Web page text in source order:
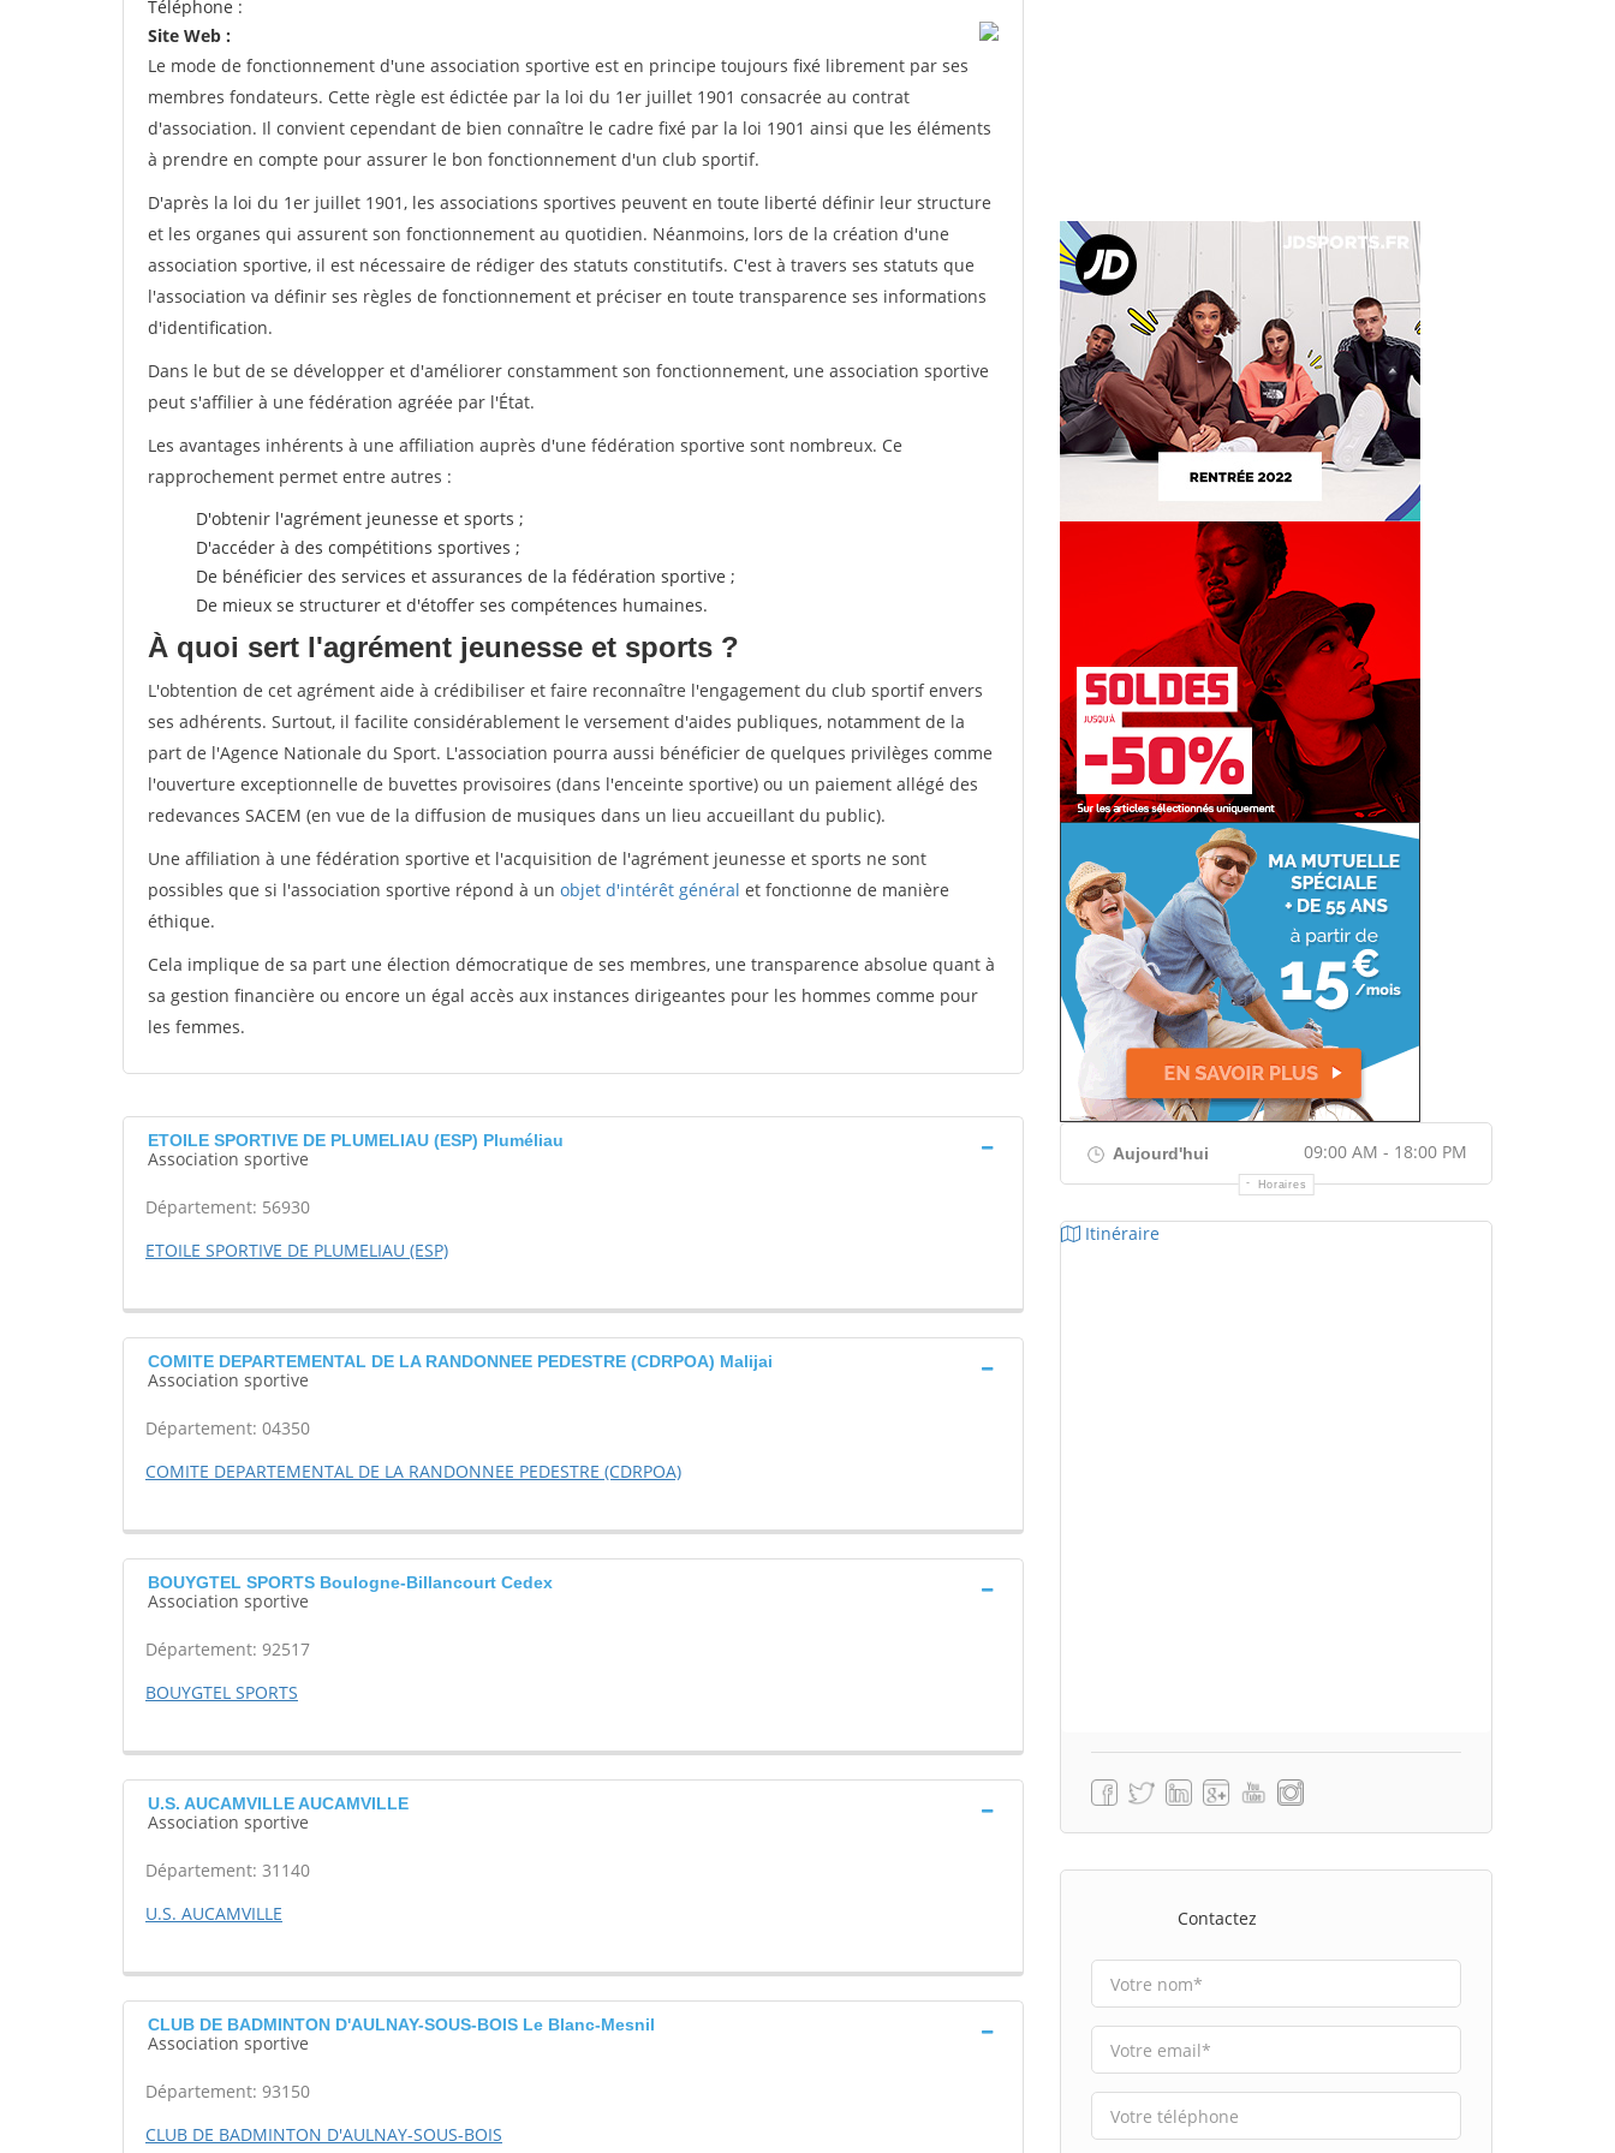
Téléphone :
Site Web :
Le mode de fonctionnement d'une association sportive est en principe toujours fixé librement par ses
membres fondateurs. Cette règle est édictée par la loi du 1er juillet 1901 consacrée au contrat
d'association. Il convient cependant de bien connaître le cadre fixé par la loi 1901 ainsi que les éléments
à prendre en compte pour assurer le bon fonctionnement d'un club sportif.
D'après la loi du 1er juillet 1901, les associations sportives peuvent en toute liberté définir leur structure
et les organes qui assurent son fonctionnement au quotidien. Néanmoins, lors de la création d'une
association sportive, il est nécessaire de rédiger des statuts constitutifs. C'est à travers ses statuts que
l'association va définir ses règles de fonctionnement et préciser en toute transparence ses informations
d'identification.
Dans le but de se développer et d'améliorer constamment son fonctionnement, une association sportive
peut s'affilier à une fédération agréée par l'État.
Les avantages inhérents à une affiliation auprès d'une fédération sportive sont nombreux. Ce
rapprochement permet entre autres :
D'obtenir l'agrément jeunesse et sports ;
D'accéder à des compétitions sportives ;
De bénéficier des services et assurances de la fédération sportive ;
De mieux se structurer et d'étoffer ses compétences humaines.
À quoi sert l'agrément jeunesse et sports ?
L'obtention de cet agrément aide à crédibiliser et faire reconnaître l'engagement du club sportif envers
ses adhérents. Surtout, il facilite considérablement le versement d'aides publiques, notamment de la
part de l'Agence Nationale du Sport. L'association pourra aussi bénéficier de quelques privilèges comme
l'ouverture exceptionnelle de buvettes provisoires (dans l'enceinte sportive) ou un paiement allégé des
redevances SACEM (en vue de la diffusion de musiques dans un lieu accueillant du public).
Une affiliation à une fédération sportive et l'acquisition de l'agrément jeunesse et sports ne sont
possibles que si l'association sportive répond à un objet d'intérêt général et fonctionne de manière
éthique.
Cela implique de sa part une élection démocratique de ses membres, une transparence absolue quant à
sa gestion financière ou encore un égal accès aux instances dirigeantes pour les hommes comme pour
les femmes.
ETOILE SPORTIVE DE PLUMELIAU (ESP) Pluméliau
Association sportive
Département: 56930
ETOILE SPORTIVE DE PLUMELIAU (ESP)
COMITE DEPARTEMENTAL DE LA RANDONNEE PEDESTRE (CDRPOA) Malijai
Association sportive
Département: 04350
COMITE DEPARTEMENTAL DE LA RANDONNEE PEDESTRE (CDRPOA)
BOUYGTEL SPORTS Boulogne-Billancourt Cedex
Association sportive
Département: 92517
BOUYGTEL SPORTS
U.S. AUCAMVILLE AUCAMVILLE
Association sportive
Département: 31140
U.S. AUCAMVILLE
CLUB DE BADMINTON D'AULNAY-SOUS-BOIS Le Blanc-Mesnil
Association sportive
Département: 93150
CLUB DE BADMINTON D'AULNAY-SOUS-BOIS
Aujourd'hui 09:00 AM - 18:00 PM
Horaires
Itinéraire
Contactez